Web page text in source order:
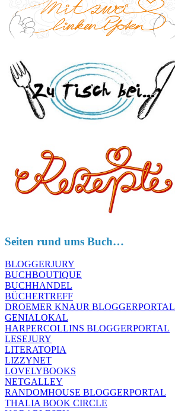
Seiten rund ums Buch…
BLOGGERJURY
BUCHBOUTIQUE
BUCHHANDEL
BÜCHERTREFF
DROEMER KNAUR BLOGGERPORTAL
GENIALOKAL
HARPERCOLLINS BLOGGERPORTAL
LESEJURY
LITERATOPIA
LIZZYNET
LOVELYBOOKS
NETGALLEY
RANDOMHOUSE BLOGGERPORTAL
THALIA BOOK CIRCLE